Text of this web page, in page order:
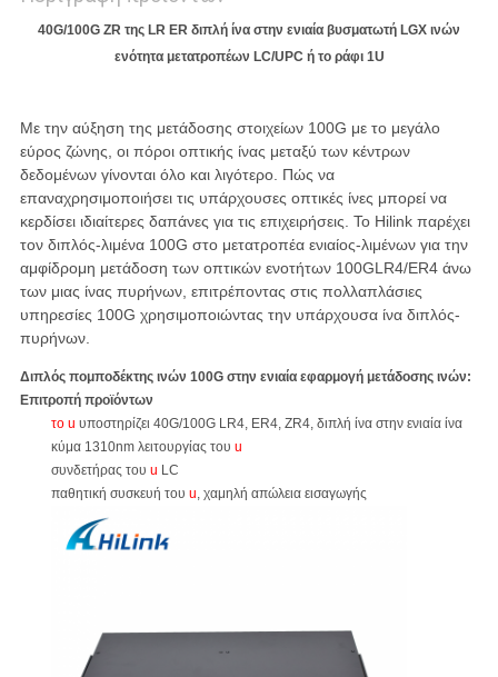
40G/100G ZR της LR ER διπλή ίνα στην ενιαία βυσματωτή LGX ινών
ενότητα μετατροπέων LC/UPC ή το ράφι 1U
Με την αύξηση της μετάδοσης στοιχείων 100G με το μεγάλο
εύρος ζώνης, οι πόροι οπτικής ίνας μεταξύ των κέντρων
δεδομένων γίνονται όλο και λιγότερο. Πώς να
επαναχρησιμοποιήσει τις υπάρχουσες οπτικές ίνες μπορεί να
κερδίσει ιδιαίτερες δαπάνες για τις επιχειρήσεις. Το Hilink παρέχει
τον διπλός-λιμένα 100G στο μετατροπέα ενιαίος-λιμένων για την
αμφίδρομη μετάδοση των οπτικών ενοτήτων 100GLR4/ER4 άνω
των μιας ίνας πυρήνων, επιτρέποντας στις πολλαπλάσιες
υπηρεσίες 100G χρησιμοποιώντας την υπάρχουσα ίνα διπλός-
πυρήνων.
Διπλός πομποδέκτης ινών 100G στην ενιαία εφαρμογή μετάδοσης ινών:
Επιτροπή προϊόντων
το u υποστηρίζει 40G/100G LR4, ER4, ZR4, διπλή ίνα στην ενιαία ίνα
κύμα 1310nm λειτουργίας του u
συνδετήρας του u LC
παθητική συσκευή του u, χαμηλή απώλεια εισαγωγής